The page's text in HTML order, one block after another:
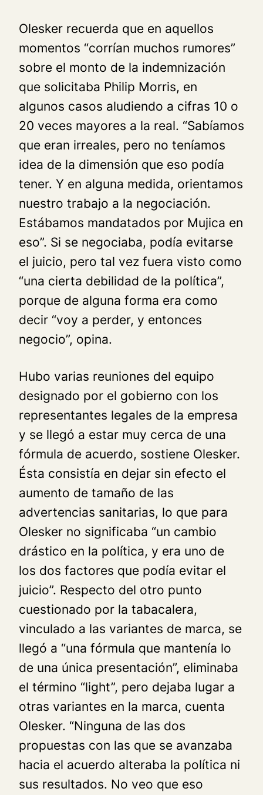
Olesker recuerda que en aquellos
momentos “corrían muchos rumores”
sobre el monto de la indemnización
que solicitaba Philip Morris, en
algunos casos aludiendo a cifras 10 o
20 veces mayores a la real. “Sabíamos
que eran irreales, pero no teníamos
idea de la dimensión que eso podía
tener. Y en alguna medida, orientamos
nuestro trabajo a la negociación.
Estábamos mandatados por Mujica en
eso”. Si se negociaba, podía evitarse
el juicio, pero tal vez fuera visto como
“una cierta debilidad de la política”,
porque de alguna forma era como
decir “voy a perder, y entonces
negocio”, opina.
Hubo varias reuniones del equipo
designado por el gobierno con los
representantes legales de la empresa
y se llegó a estar muy cerca de una
fórmula de acuerdo, sostiene Olesker.
Ésta consistía en dejar sin efecto el
aumento de tamaño de las
advertencias sanitarias, lo que para
Olesker no significaba “un cambio
drástico en la política, y era uno de
los dos factores que podía evitar el
juicio”. Respecto del otro punto
cuestionado por la tabacalera,
vinculado a las variantes de marca, se
llegó a “una fórmula que mantenía lo
de una única presentación”, eliminaba
el término “light”, pero dejaba lugar a
otras variantes en la marca, cuenta
Olesker. “Ninguna de las dos
propuestas con las que se avanzaba
hacia el acuerdo alteraba la política ni
sus resultados. No veo que eso